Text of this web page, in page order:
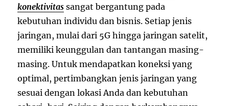
konektivitas sangat bergantung pada
kebutuhan individu dan bisnis. Setiap jenis
jaringan, mulai dari 5G hingga jaringan satelit,
memiliki keunggulan dan tantangan masing-
masing. Untuk mendapatkan koneksi yang
optimal, pertimbangkan jenis jaringan yang
sesuai dengan lokasi Anda dan kebutuhan